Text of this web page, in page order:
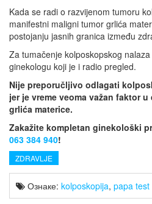
Kada se radi o razvijenom tumoru
manifestni maligni tumor grlića
postojanju jasnih granica između
Za tumačenje kolposkopskog
ginekologu koji je i radio pregled.
Nije preporučljivo odlagati
jer je vreme veoma važan faktor
grlića materice.
Zakažite kompletan ginekološki
063 384 940!
ZDRAVLJE
Ознаке: kolposkopija, papa test